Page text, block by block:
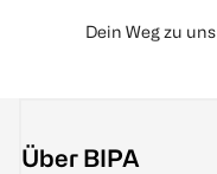
Dein Weg zu uns
Über BIPA